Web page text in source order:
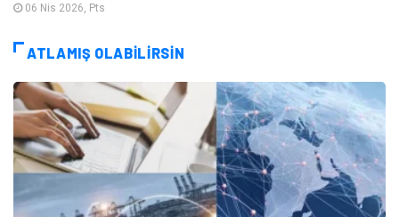
06 Nis 2026, Pts
ATLAMIŞ OLABİLİRSİN